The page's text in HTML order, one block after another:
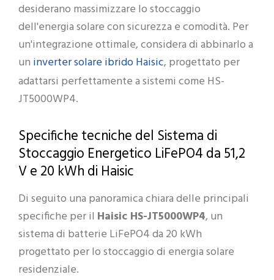
desiderano massimizzare lo stoccaggio
dell'energia solare con sicurezza e comodità. Per
un'integrazione ottimale, considera di abbinarlo a
un inverter solare ibrido Haisic, progettato per
adattarsi perfettamente a sistemi come HS-
JT5000WP4.
Specifiche tecniche del Sistema di
Stoccaggio Energetico LiFePO4 da 51,2
V e 20 kWh di Haisic
Di seguito una panoramica chiara delle principali
specifiche per il Haisic HS-JT5000WP4, un
sistema di batterie LiFePO4 da 20 kWh
progettato per lo stoccaggio di energia solare
residenziale.